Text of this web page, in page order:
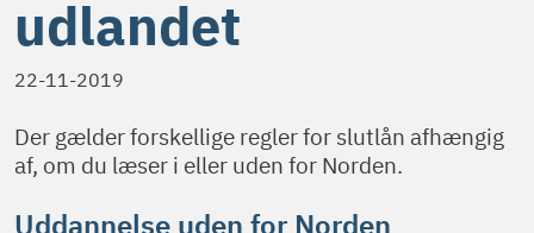
udlandet
22-11-2019
Der gælder forskellige regler for slutlån afhængig
af, om du læser i eller uden for Norden.
Uddannelse uden for Norden